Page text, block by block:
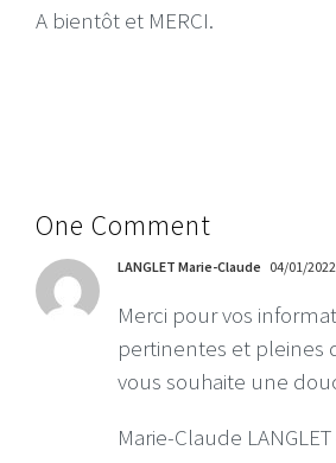
A bientôt et MERCI.
One Comment
LANGLET Marie-Claude 04/01/
Merci pour vos
pertinentes et pleines
vous souhaite une
Marie-Claude